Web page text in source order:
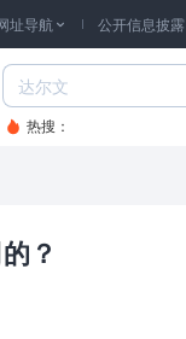
址导航  公开信息披露
热搜：
？